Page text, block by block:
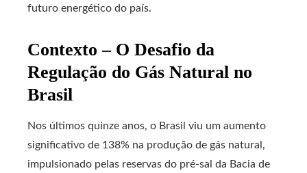
futuro energético do país.
Contexto – O Desafio da
Regulação do Gás Natural no
Brasil
Nos últimos quinze anos, o Brasil viu um aumento
significativo de 138% na produção de gás natural,
impulsionado pelas reservas do pré-sal da Bacia de